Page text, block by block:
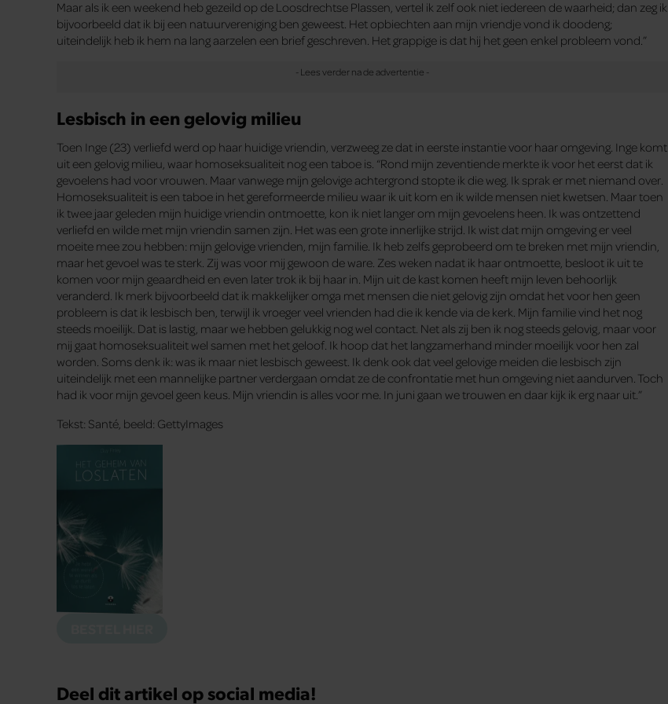
Maar als ik een weekend heb gezeild op de Loosdrechtse Plassen, vertel ik zelf ook niet iedereen de waarheid; dan zeg ik
bijvoorbeeld dat ik bij een natuurvereniging ben geweest. Het opbiechten aan mijn vriendje vond ik doodeng;
uiteindelijk heb ik hem na lang aarzelen een brief geschreven. Het grappige is dat hij het geen enkel probleem vond.”
Lesbisch in een gelovig milieu
Toen Inge (23) verliefd werd op haar huidige vriendin, verzweeg ze dat in eerste instantie voor haar omgeving. Inge komt
uit een gelovig milieu, waar homoseksualiteit nog een taboe is. “Rond mijn zeventiende merkte ik voor het eerst dat ik
gevoelens had voor vrouwen. Maar vanwege mijn gelovige achtergrond stopte ik die weg. Ik sprak er met niemand over.
Homoseksualiteit is een taboe in het gereformeerde milieu waar ik uit kom en ik wilde mensen niet kwetsen. Maar toen
ik twee jaar geleden mijn huidige vriendin ontmoette, kon ik niet langer om mijn gevoelens heen. Ik was ontzettend
verliefd en wilde met mijn vriendin samen zijn. Het was een grote innerlijke strijd. Ik wist dat mijn omgeving er veel
moeite mee zou hebben: mijn gelovige vrienden, mijn familie. Ik heb zelfs geprobeerd om te breken met mijn vriendin,
maar het gevoel was te sterk. Zij was voor mij gewoon de ware. Zes weken nadat ik haar ontmoette, besloot ik uit te
komen voor mijn geaardheid en even later trok ik bij haar in. Mijn uit de kast komen heeft mijn leven behoorlijk
veranderd. Ik merk bijvoorbeeld dat ik makkelijker omga met mensen die niet gelovig zijn omdat het voor hen geen
probleem is dat ik lesbisch ben, terwijl ik vroeger veel vrienden had die ik kende via de kerk. Mijn familie vind het nog
steeds moeilijk. Dat is lastig, maar we hebben gelukkig nog wel contact. Net als zij ben ik nog steeds gelovig, maar voor
mij gaat homoseksualiteit wel samen met het geloof. Ik hoop dat het langzamerhand minder moeilijk voor hen zal
worden. Soms denk ik: was ik maar niet lesbisch geweest. Ik denk ook dat veel gelovige meiden die lesbisch zijn
uiteindelijk met een mannelijke partner verdergaan omdat ze de confrontatie met hun omgeving niet aandurven. Toch
had ik voor mijn gevoel geen keus. Mijn vriendin is alles voor me. In juni gaan we trouwen en daar kijk ik erg naar uit.”
Tekst: Santé, beeld: GettyImages
Deel dit artikel op social media!